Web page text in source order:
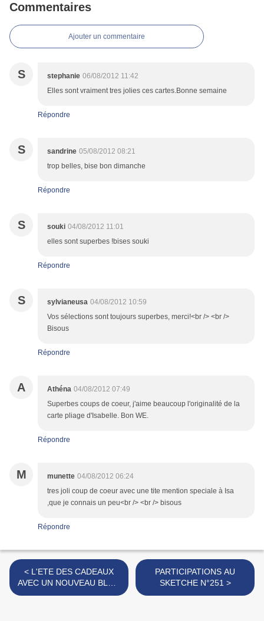
Commentaires
Ajouter un commentaire
S stephanie 06/08/2012 11:42
Elles sont vraiment tres jolies ces cartes.Bonne semaine
Répondre
S sandrine 05/08/2012 08:21
trop belles, bise bon dimanche
Répondre
S souki 04/08/2012 11:01
elles sont superbes !bises souki
Répondre
S sylvianeusa 04/08/2012 10:59
Vos sélections sont toujours superbes, merci!<br /> <br />
Bisous
Répondre
A Athéna 04/08/2012 07:49
Superbes coups de coeur, j'aime beaucoup l'originalité de la
carte pliage d'Isabelle. Bon WE.
Répondre
M munette 04/08/2012 06:24
tres joli coup de coeur avec une tite mention speciale à Isa
,que je connais un peu<br /> <br /> bisous
Répondre
< L'ETE DES CADEAUX
AVEC UN NOUVEAU BLOG
CANDY CHEZ PASSION
PARTICIPATIONS AU
SKETCHE N°251 >